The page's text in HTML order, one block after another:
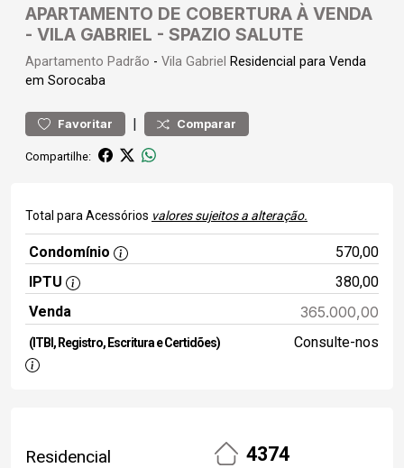
APARTAMENTO DE COBERTURA À VENDA
- VILA GABRIEL - SPAZIO SALUTE
Apartamento Padrão - Vila Gabriel Residencial para Venda
em Sorocaba
Favoritar | Comparar
Compartilhe:
Total para Acessórios valores sujeitos a alteração.
Condomínio
570,00
IPTU
380,00
Venda
365.000,00
(ITBI, Registro, Escritura e Certidões) Consulte-nos
Residencial 4374